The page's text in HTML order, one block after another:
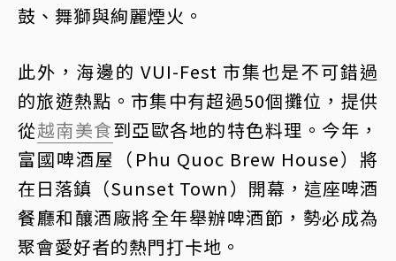
鼓、舞獅與絢麗煙火。
此外，海邊的 VUI-Fest 市集也是不可錯過
的旅遊熱點。市集中有超過50個攤位，提供
從越南美食到亞歐各地的特色料理。今年，
富國啤酒屋（Phu Quoc Brew House）將
在日落鎮（Sunset Town）開幕，這座啤酒
餐廳和釀酒廠將全年舉辦啤酒節，勢必成為
聚會愛好者的熱門打卡地。